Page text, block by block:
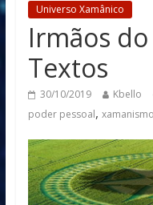
Universo Xamânico
Irmãos
Textos
30/10/2019 Kbello
poder pessoal, xamanismo